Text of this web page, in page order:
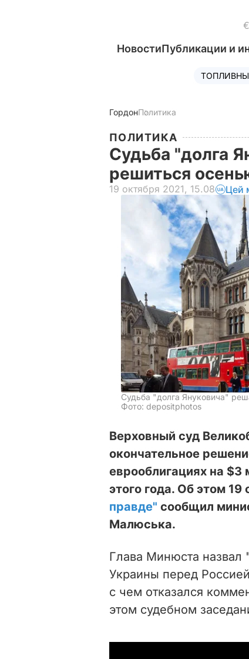
НовостиПубликации и
ГордонПолитика
ПОЛИТИКА
Судьба "долга
решиться
19 октября 2021, 15.08 Цей
Судьба "долга Януковича"
Фото: depositphotos
Верховный суд
окончательное
еврооблигациях на
этого года. Об этом
правде" сообщил
Малюська.
Глава Минюста назвал
Украины перед
с чем отказался
этом судебном